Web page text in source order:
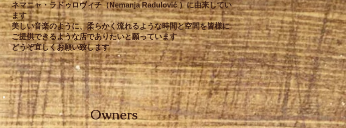
ネマニャ・ラドゥロヴィチ（Nemanja Radulović ）に由来してい
ます
美しい音楽のように、柔らかく流れるような時間と空間を皆様に
ご提供できるような店でありたいと願っています
どうぞ宜しくお願い致します
Owners